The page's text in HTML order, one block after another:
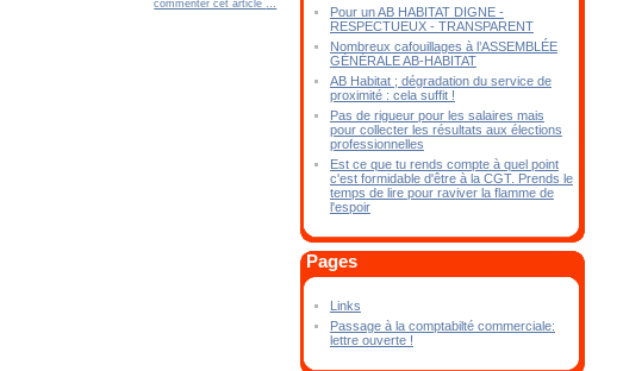
commenter cet article …
Pour un AB HABITAT DIGNE -
RESPECTUEUX - TRANSPARENT
Nombreux cafouillages à l’ASSEMBLÉE
GÉNÉRALE AB-HABITAT
AB Habitat ; dégradation du service de
proximité : cela suffit !
Pas de rigueur pour les salaires mais
pour collecter les résultats aux élections
professionnelles
Est ce que tu rends compte à quel point
c'est formidable d'être à la CGT. Prends le
temps de lire pour raviver la flamme de
l'espoir
Pages
Links
Passage à la comptabilté commerciale:
lettre ouverte !